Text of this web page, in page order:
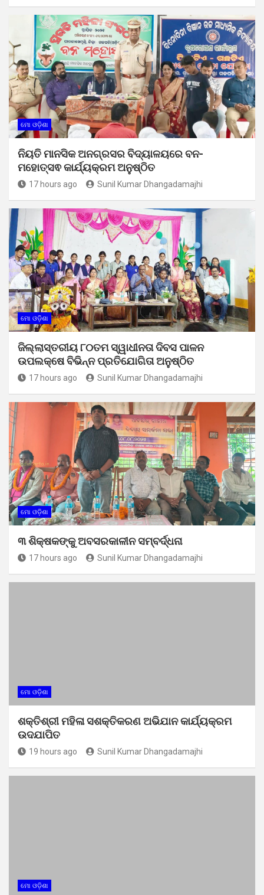
ମୋ ଓଡ଼ିଶା
ନିୟତି ମାନସିକ ଅନଗ୍ରସର ବିଦ୍ୟାଳୟରେ ବନ-
ମହୋତ୍ସଵ କାର୍ଯ୍ୟକ୍ରମ ଅନୁଷ୍ଠିତ
17 hours ago Sunil Kumar Dhangadamajhi
ମୋ ଓଡ଼ିଶା
ଜିଲ୍ଲାସ୍ତରୀୟ ୮୦ତମ ସ୍ୱାଧୀନତା ଦିବସ ପାଳନ
ଉପଲକ୍ଷେ ବିଭିନ୍ନ ପ୍ରତିଯୋଗିତା ଅନୁଷ୍ଠିତ
17 hours ago Sunil Kumar Dhangadamajhi
ମୋ ଓଡ଼ିଶା
୩ ଶିକ୍ଷକଙ୍କୁ ଅବସରକାଳୀନ ସମ୍ବର୍ଦ୍ଧନା
17 hours ago Sunil Kumar Dhangadamajhi
ମୋ ଓଡ଼ିଶା
ଶକ୍ତିଶ୍ରୀ ମହିଳା ସଶକ୍ତିକରଣ ଅଭିଯାନ କାର୍ଯ୍ୟକ୍ରମ
ଉଦଯାପିତ
19 hours ago Sunil Kumar Dhangadamajhi
ମୋ ଓଡ଼ିଶା